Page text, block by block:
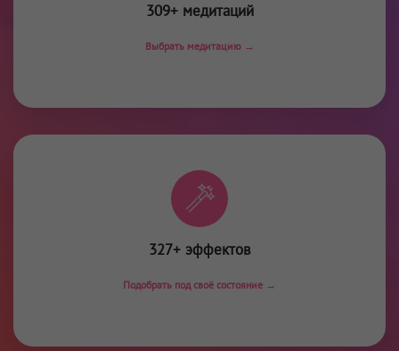
309+ медитаций
Выбрать медитацию →
327+ эффектов
Подобрать под своё состояние →